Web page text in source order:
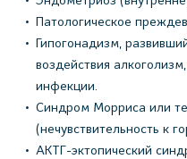
Патологическое
Гипогонадизм,
воздействия
инфекции.
Синдром Морриса или
(нечувствительность к
АКТГ-эктопический